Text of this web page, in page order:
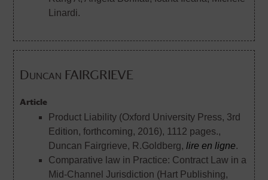
Linardi.
Duncan FAIRGRIEVE
Article
Product Liability (Oxford University Press, 3rd
Edition, forthcoming, 2016), 1112 pages.,
Duncan Fairgrieve, R.Goldberg,lire en ligne.
Comparative law in Practice: Contract Law in a
Mid-Channel Jurisdiction (Hart Publishing,